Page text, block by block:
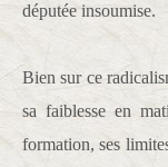
députée insoumise.
Bien sur ce
sa faiblesse en
formation, ses